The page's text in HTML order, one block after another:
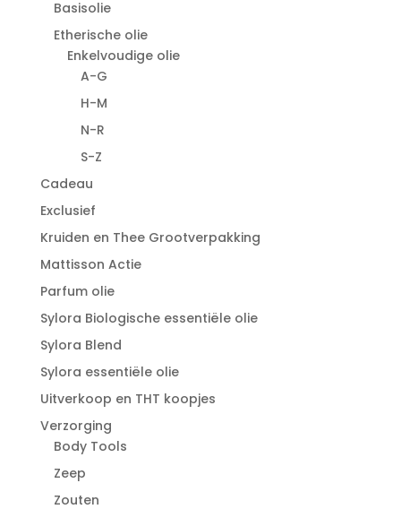
Basisolie
Etherische olie
Enkelvoudige olie
A-G
H-M
N-R
S-Z
Cadeau
Exclusief
Kruiden en Thee Grootverpakking
Mattisson Actie
Parfum olie
Sylora Biologische essentiële olie
Sylora Blend
Sylora essentiële olie
Uitverkoop en THT koopjes
Verzorging
Body Tools
Zeep
Zouten